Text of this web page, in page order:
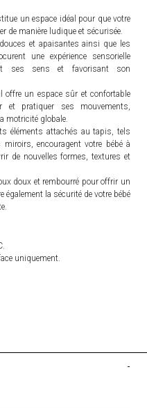
un espace idéal pour que votre
de manière ludique et sécurisée.
et apaisantes ainsi que les
une expérience sensorielle
ses sens et favorisant son
offre un espace sûr et confortable
et pratiquer ses mouvements,
motricité globale.
éléments attachés au tapis, tels
encouragent votre bébé à
de nouvelles formes, textures et
doux et rembourré pour offrir un
la sécurité de votre bébé
uniquement.
-